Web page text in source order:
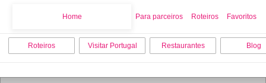
Home Para parceiros Roteiros Favoritos
Roteiros Visitar Portugal Restaurantes Blog